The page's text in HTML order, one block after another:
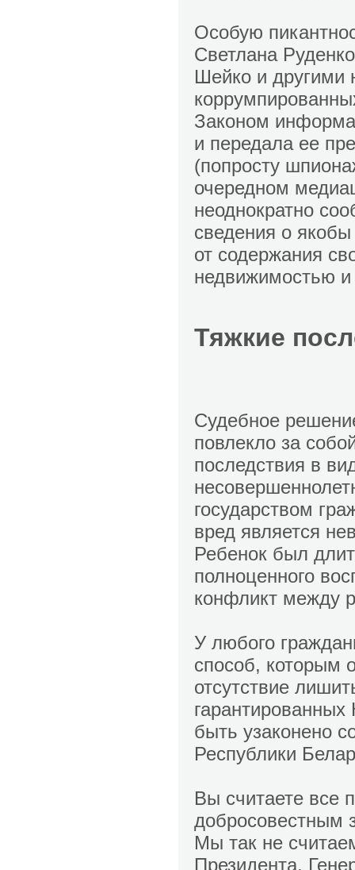
Особую
Светлана
Шейко и другими
Законом
и передала ее
(попросту
очередном
неоднократно
сведения о
от содержания
недвижимостью и
Тяжкие
Судебное
повлекло за
последствия в
государством
вред является
Ребенок был
полноценного
конфликт между
У любого
способ, которым
отсутствие
быть узаконено
Республики
Вы считаете все
добросовестным
Мы так не
Президента,